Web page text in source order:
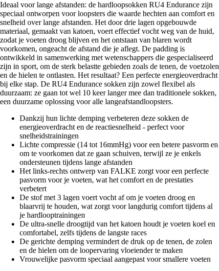
Ideaal voor lange afstanden: de hardloopsokken RU4 Endurance zijn
speciaal ontworpen voor loopsters die waarde hechten aan comfort en
snelheid over lange afstanden. Het door drie lagen opgebouwde
materiaal, gemaakt van katoen, voert effectief vocht weg van de huid,
zodat je voeten droog blijven en het ontstaan van blaren wordt
voorkomen, ongeacht de afstand die je aflegt. De padding is
ontwikkeld in samenwerking met wetenschappers die gespecialiseerd
zijn in sport, om de sterk belastte gebieden zoals de tenen, de voetzolen
en de hielen te ontlasten. Het resultaat? Een perfecte energieoverdracht
bij elke stap. De RU4 Endurance sokken zijn zowel flexibel als
duurzaam: ze gaan tot wel 10 keer langer mee dan traditionele sokken,
een duurzame oplossing voor alle langeafstandloopsters.
Dankzij hun lichte demping verbeteren deze sokken de
energieoverdracht en de reactiesnelheid - perfect voor
snelheidstrainingen
Lichte compressie (14 tot 16mmHg) voor een betere pasvorm en
om te voorkomen dat ze gaan schuiven, terwijl ze je enkels
ondersteunen tijdens lange afstanden
Het links-rechts ontwerp van FALKE zorgt voor een perfecte
pasvorm voor je voeten, wat het comfort en de prestaties
verbetert
De stof met 3 lagen voert vocht af om je voeten droog en
blaarvrij te houden, wat zorgt voor langdurig comfort tijdens al
je hardlooptrainingen
De ultra-snelle droogtijd van het katoen houdt je voeten koel en
comfortabel, zelfs tijdens de langste races
De gerichte demping vermindert de druk op de tenen, de zolen
en de hielen om de loopervaring vloeiender te maken
Vrouwelijke pasvorm speciaal aangepast voor smallere voeten